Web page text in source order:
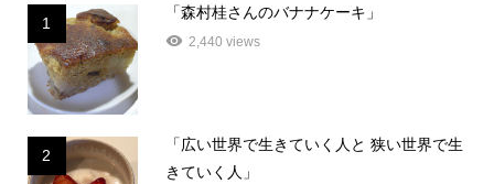
1
「森村桂さんのバナナケーキ」
2,440 views
2
「広い世界で生きていく人と 狭い世界で生
きていく人」